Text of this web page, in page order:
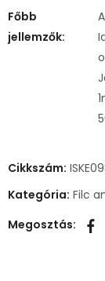
Főbb
jellemzők:
Cikkszám:
Kategória: Filc
Megosztás: